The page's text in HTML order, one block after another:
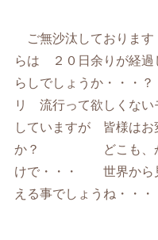
ご無沙汰しており
らは ２０日余りが経
らしでしょうか
リ 流行って欲しくな
していますが 皆様はお
か？ どこも、かし
けで・・・ 世界から
える事でしょうね・・